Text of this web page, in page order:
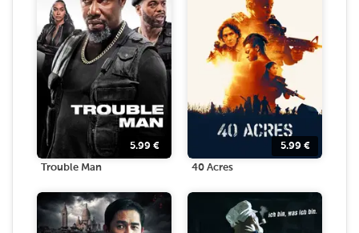
5.99 €
Trouble Man
5.99 €
40 Acres